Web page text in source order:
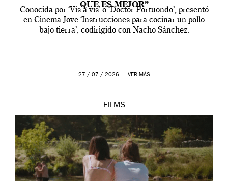
QUE ES MEJOR”
Conocida por ‘Vis a vis’ o ‘Doctor Portuondo’, presentó
en Cinema Jove ‘Instrucciones para cocinar un pollo
bajo tierra’, codirigido con Nacho Sánchez.
27 / 07 / 2026 — VER MÁS
FILMS